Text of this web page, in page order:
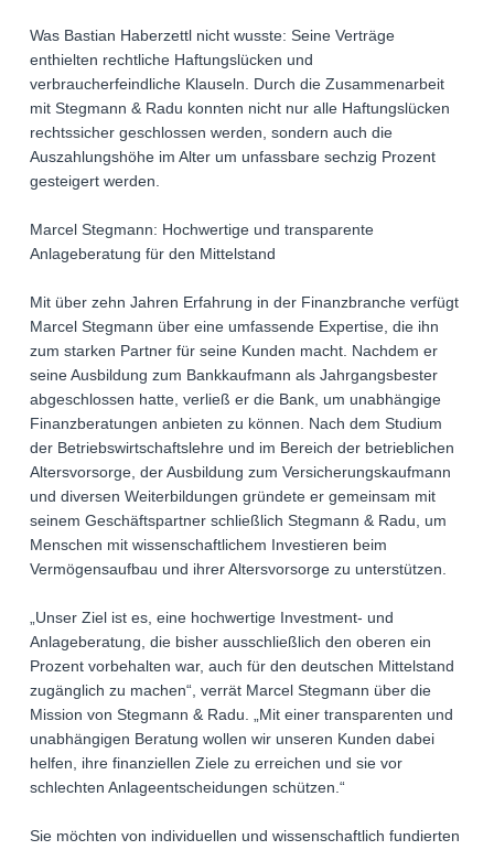
Was Bastian Haberzettl nicht wusste: Seine Verträge
enthielten rechtliche Haftungslücken und
verbraucherfeindliche Klauseln. Durch die Zusammenarbeit
mit Stegmann & Radu konnten nicht nur alle Haftungslücken
rechtssicher geschlossen werden, sondern auch die
Auszahlungshöhe im Alter um unfassbare sechzig Prozent
gesteigert werden.
Marcel Stegmann: Hochwertige und transparente
Anlageberatung für den Mittelstand
Mit über zehn Jahren Erfahrung in der Finanzbranche verfügt
Marcel Stegmann über eine umfassende Expertise, die ihn
zum starken Partner für seine Kunden macht. Nachdem er
seine Ausbildung zum Bankkaufmann als Jahrgangsbester
abgeschlossen hatte, verließ er die Bank, um unabhängige
Finanzberatungen anbieten zu können. Nach dem Studium
der Betriebswirtschaftslehre und im Bereich der betrieblichen
Altersvorsorge, der Ausbildung zum Versicherungskaufmann
und diversen Weiterbildungen gründete er gemeinsam mit
seinem Geschäftspartner schließlich Stegmann & Radu, um
Menschen mit wissenschaftlichem Investieren beim
Vermögensaufbau und ihrer Altersvorsorge zu unterstützen.
„Unser Ziel ist es, eine hochwertige Investment- und
Anlageberatung, die bisher ausschließlich den oberen ein
Prozent vorbehalten war, auch für den deutschen Mittelstand
zugänglich zu machen“, verrät Marcel Stegmann über die
Mission von Stegmann & Radu. „Mit einer transparenten und
unabhängigen Beratung wollen wir unseren Kunden dabei
helfen, ihre finanziellen Ziele zu erreichen und sie vor
schlechten Anlageentscheidungen schützen.“
Sie möchten von individuellen und wissenschaftlich fundierten